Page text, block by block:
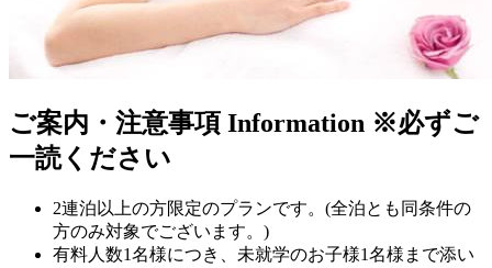
ご案内・注意事項 Information ※必ずご
一読ください
2連泊以上の方限定のプランです。(全泊とも同条件の
方のみ対象でございます。)
有料人数1名様につき、未就学のお子様1名様まで添い